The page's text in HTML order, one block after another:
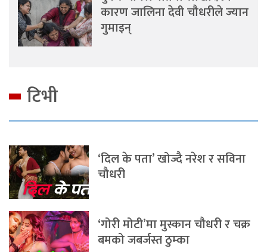
कारण जालिना देवी चौधरीले ज्यान
गुमाइन्
टिभी
‘दिल के पता’ खोज्दै नरेश र सविना
चौधरी
‘गोरी मोटी’मा मुस्कान चौधरी र चक्र
बमको जबर्जस्त ठुम्का